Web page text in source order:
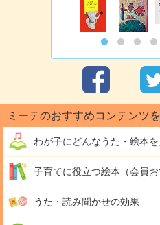
ミーテのおすすめコンテンツ
わが子にどんなうた・絵本
子育てに役立つ絵本（会員お
うた・読み聞かせの効果